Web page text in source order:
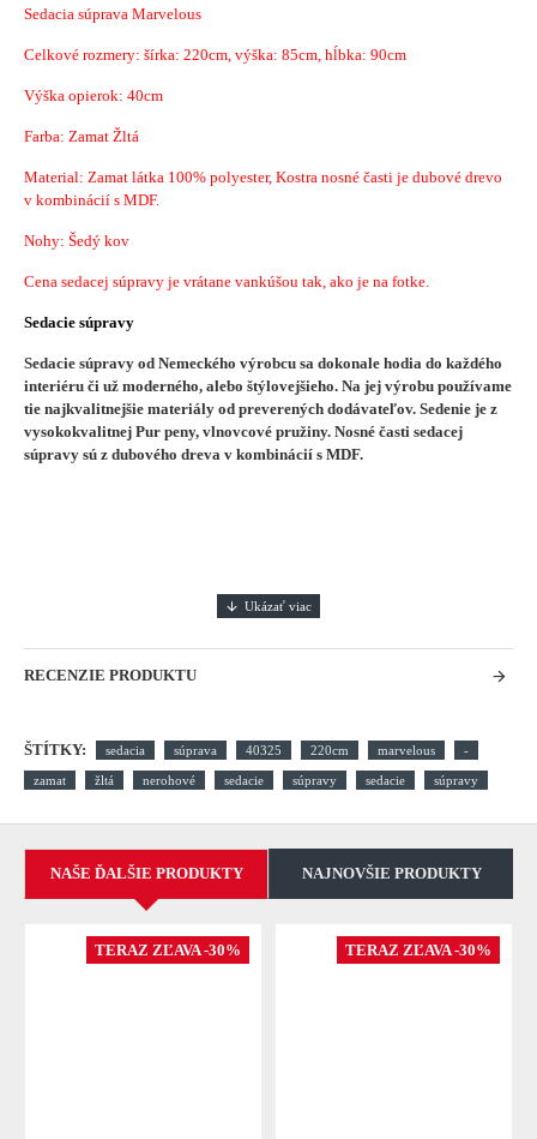
Sedacia súprava Marvelous
Celkové rozmery: šírka: 220cm, výška: 85cm, hĺbka: 90cm
Výška opierok: 40cm
Farba: Zamat Žltá
Material: Zamat látka 100% polyester, Kostra nosné časti je dubové drevo
v kombinácií s MDF.
Nohy: Šedý kov
Cena sedacej súpravy je vrátane vankúšou tak, ako je na fotke.
Sedacie súpravy
Sedacie súpravy od Nemeckého výrobcu sa dokonale hodia do každého
interiéru či už moderného, alebo štýlovejšieho. Na jej výrobu používame
tie najkvalitnejšie materiály od preverených dodávateľov. Sedenie je z
vysokokvalitnej Pur peny, vlnovcové pružiny. Nosné časti sedacej
súpravy sú z dubového dreva v kombinácií s MDF.
RECENZIE PRODUKTU
ŠTÍTKY: sedacia súprava 40325 220cm marvelous -
zamat žltá nerohové sedacie súpravy sedacie súpravy
NAŠE ĎALŠIE PRODUKTY NAJNOVŠIE PRODUKTY
TERAZ ZĽAVA -30% TERAZ ZĽAVA -30%